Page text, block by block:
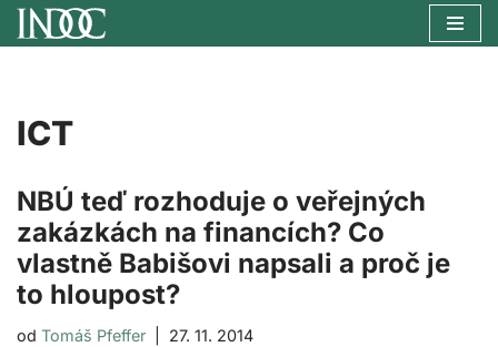
obsah
ICT
NBÚ teď rozhoduje o veřejných
zakázkách na financích? Co
vlastně Babišovi napsali a proč je
to hloupost?
od Tomáš Pfeffer 27. 11. 2014